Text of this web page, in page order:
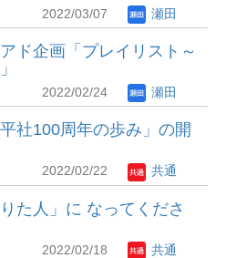
2022/03/07 瀬田
ド企画「プレイリスト～
2022/02/24 瀬田
社100周年の歩み」の開
2022/02/22 共通
た人」に なってくださ
2022/02/18 共通